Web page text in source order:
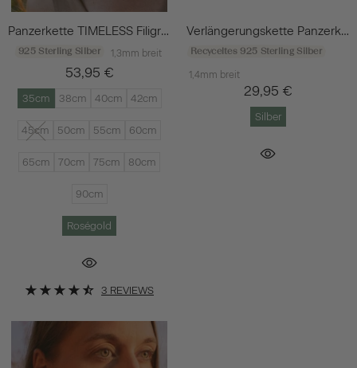
Panzerkette TIMELESS Filigran Roségold Vergoldet
925 Sterling Silber 1,3mm breit
53,95 €
35cm 38cm 40cm 42cm
45cm 50cm 55cm 60cm
65cm 70cm 75cm 80cm
90cm
Roségold
3 REVIEWS
Verlängerungskette Panzerkette Silber
Recyceltes 925 Sterling Silber
1,4mm breit
29,95 €
Silber